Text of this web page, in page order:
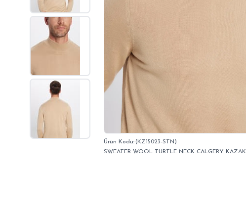
(KZ15023-STN)
SWEATER WOOL TURTLE NECK CALGERY KAZAK